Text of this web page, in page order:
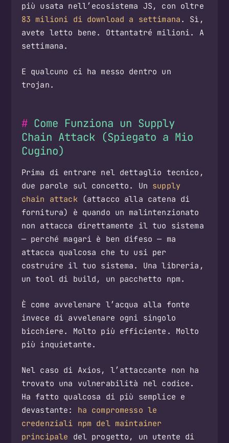
più usata nell’ecosistema JS, con oltre
83 milioni di download a settimana. Sì,
avete letto bene. Ottantatré milioni. A
settimana.
E qualcuno ci ha messo dentro un
trojan.
Come Funziona un Supply
Chain Attack (Spiegato a Mio
Cugino)
Prima di entrare nel dettaglio tecnico,
due parole sul concetto. Un supply
chain attack(attacco alla catena di
fornitura) è quando un malintenzionato
non attacca direttamente il tuo sistema
— perché magari è ben difeso — ma
attacca qualcosa che tu usi per
costruire il tuo sistema. Una libreria,
un tool di build, un pacchetto npm.
È come avvelenare l’acqua alla fonte
invece di avvelenare ogni singolo
bicchiere. Molto più efficiente. Molto
più inquietante.
Nel caso di Axios, l’attaccante non ha
trovato una vulnerabilità nel codice.
Ha fatto qualcosa di più semplice e
devastante: ha compromesso le
credenziali npm del maintainer
principale del progetto, un utente di